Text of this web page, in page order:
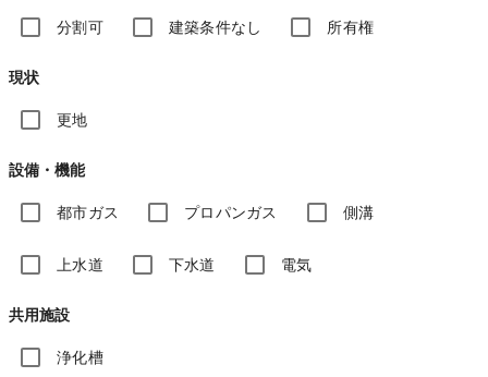
分割可 建築条件なし 所有権
現状
更地
設備・機能
都市ガス プロパンガス 側溝
上水道 下水道 電気
共用施設
浄化槽